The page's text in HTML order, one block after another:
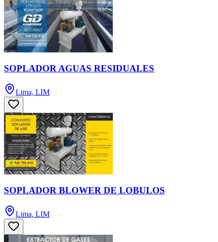
SOPLADOR AGUAS RESIDUALES
Lima, LIM
SOPLADOR BLOWER DE LOBULOS
Lima, LIM